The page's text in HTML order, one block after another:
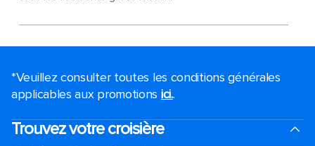
*Veuillez consulter toutes les conditions générales
applicables aux promotions ici..
Trouvez votre croisière